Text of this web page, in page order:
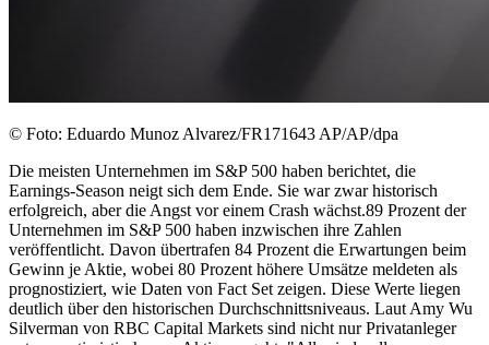
© Foto: Eduardo Munoz Alvarez/FR171643 AP/AP/dpa
Die meisten Unternehmen im S&P 500 haben berichtet, die
Earnings-Season neigt sich dem Ende. Sie war zwar historisch
erfolgreich, aber die Angst vor einem Crash wächst.89 Prozent der
Unternehmen im S&P 500 haben inzwischen ihre Zahlen
veröffentlicht. Davon übertrafen 84 Prozent die Erwartungen beim
Gewinn je Aktie, wobei 80 Prozent höhere Umsätze meldeten als
prognostiziert, wie Daten von Fact Set zeigen. Diese Werte liegen
deutlich über den historischen Durchschnittsniveaus. Laut Amy Wu
Silverman von RBC Capital Markets sind nicht nur Privatanleger